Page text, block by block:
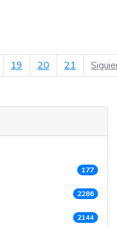
19 20 21
177
2286
2144